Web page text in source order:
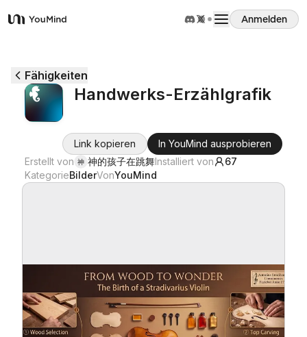
YouMind
Anmelden
Anwendungsfälle
Fähigkeiten
Blog
Fähigkeiten
Handwerks-Erzählgrafik
Link kopieren
In YouMind ausprobieren
Erstellt von 神 神的孩子在跳舞Installiert von
67
KategorieBilderVonYouMind